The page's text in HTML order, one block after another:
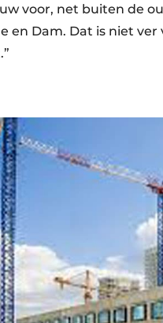
voor, net buiten de
en Dam. Dat is niet